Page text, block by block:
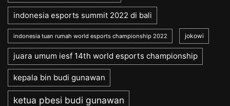
indonesia esports summit 2022 di bali
indonesia tuan rumah world esports championship 2022 jokowi
juara umum iesf 14th world esports championship
kepala bin budi gunawan
ketua pbesi budi gunawan